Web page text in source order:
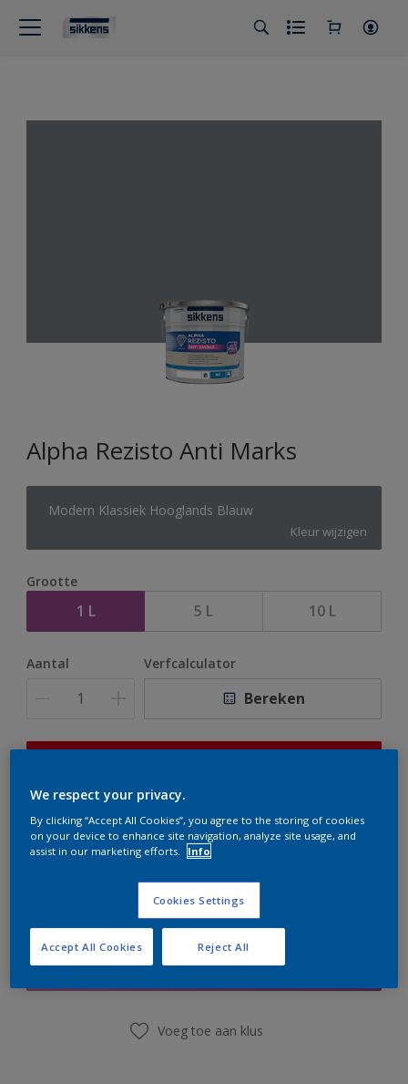
Alpha Rezisto Anti Marks
Modern Klassiek Hooglands Blauw
Kleur wijzigen
Grootte
1 L 5 L 10 L
Aantal Verfcalculator
Bereken
er hard aan om de voorraad aan te vullen.
Boodschappenlijst
Vind een winkel
Voeg toe aan klus
We respect your privacy.
By clicking “Accept All Cookies”, you agree to the storing of cookies
on your device to enhance site navigation, analyze site usage, and
assist in our marketing efforts.
Info
Cookies Settings
Reject All
Accept All Cookies